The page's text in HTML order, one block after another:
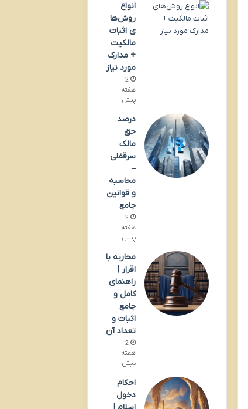
انواع
روش‌ها
ی اثبات
مالکیت
+ مدارک
مورد نیاز
2
هفته
پیش
درصد
حق
مالک
سرقفلی
–
محاسبه
و قوانین
جامع
2
هفته
پیش
محاربه با
اقرار |
راهنمای
کامل و
جامع
اثبات و
تعداد آن
2
هفته
پیش
احکام
دخول